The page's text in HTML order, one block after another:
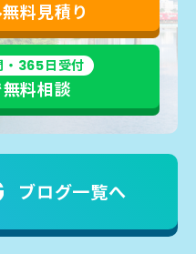
料見積り
365日受付
料相談
ブログ一覧へ